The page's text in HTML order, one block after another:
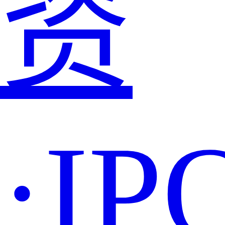
资